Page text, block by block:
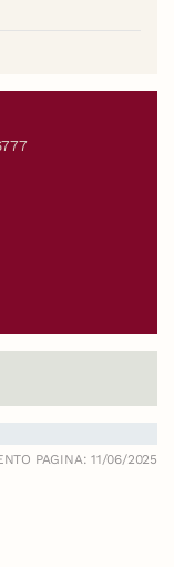
PAGINA: 11/06/2025